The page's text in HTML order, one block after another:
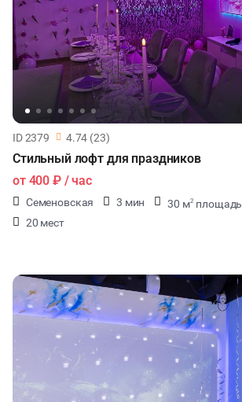
ID 2379 4.74 (23)
Стильный лофт для праздников
от 400 ₽/ час
Семеновская 3 мин 30 м2 площадь
20 мест